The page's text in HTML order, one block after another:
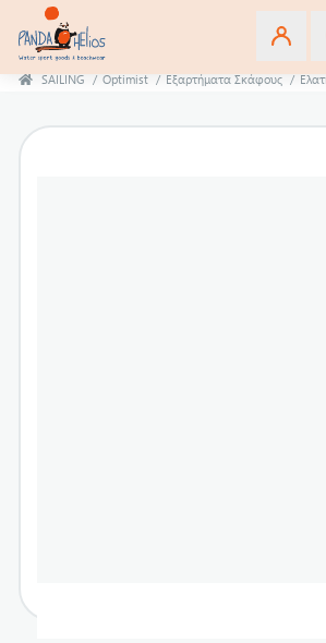
SAILING / Optimist / Εξαρτήματα Σκάφους /